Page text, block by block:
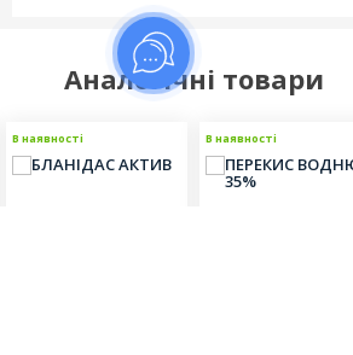
Аналогічні товари
В наявності В наявності